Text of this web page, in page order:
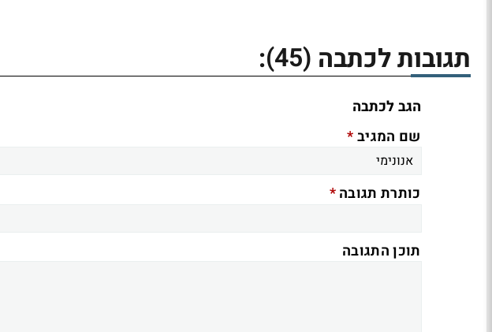
תגובות לכתבה (45)
:
הגב לכתבה
שם המגיב*
כותרת תגובה*
תוכן התגובה